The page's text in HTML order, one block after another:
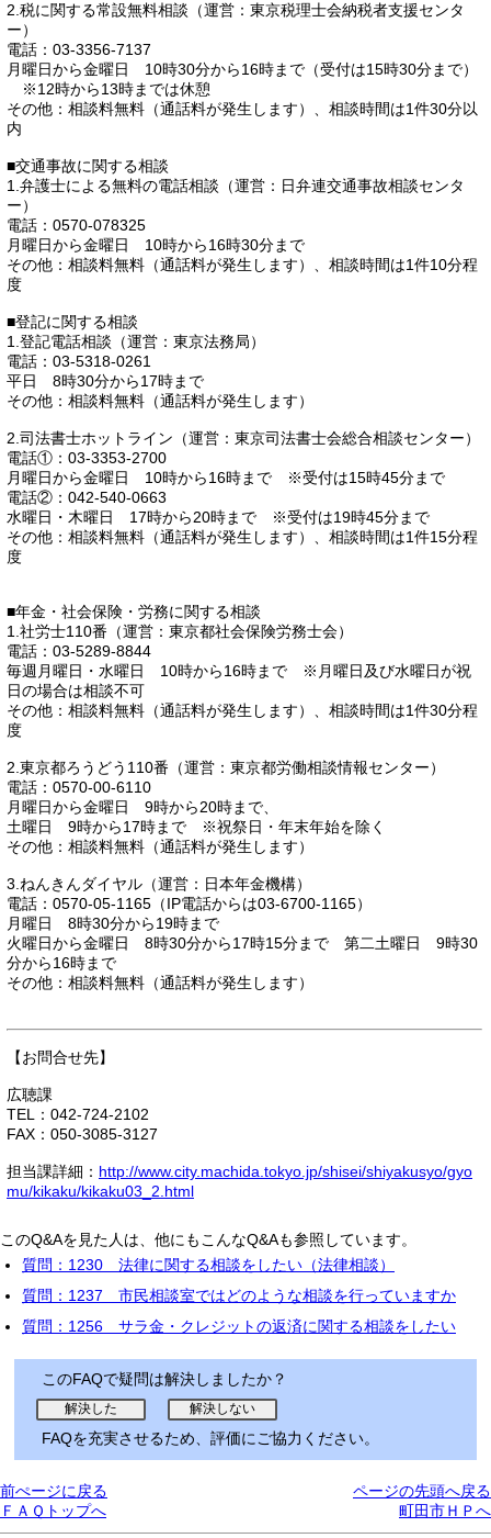
2.税に関する常設無料相談（運営：東京税理士会納税者支援センタ
ー）
電話：03-3356-7137
月曜日から金曜日 10時30分から16時まで（受付は15時30分まで）
※12時から13時までは休憩
その他：相談料無料（通話料が発生します）、相談時間は1件30分以
内
■交通事故に関する相談
1.弁護士による無料の電話相談（運営：日弁連交通事故相談センタ
ー）
電話：0570-078325
月曜日から金曜日 10時から16時30分まで
その他：相談料無料（通話料が発生します）、相談時間は1件10分程
度
■登記に関する相談
1.登記電話相談（運営：東京法務局）
電話：03-5318-0261
平日 8時30分から17時まで
その他：相談料無料（通話料が発生します）
2.司法書士ホットライン（運営：東京司法書士会総合相談センター）
電話①：03-3353-2700
月曜日から金曜日 10時から16時まで ※受付は15時45分まで
電話②：042-540-0663
水曜日・木曜日 17時から20時まで ※受付は19時45分まで
その他：相談料無料（通話料が発生します）、相談時間は1件15分程
度
■年金・社会保険・労務に関する相談
1.社労士110番（運営：東京都社会保険労務士会）
電話：03-5289-8844
毎週月曜日・水曜日 10時から16時まで ※月曜日及び水曜日が祝
日の場合は相談不可
その他：相談料無料（通話料が発生します）、相談時間は1件30分程
度
2.東京都ろうどう110番（運営：東京都労働相談情報センター）
電話：0570-00-6110
月曜日から金曜日 9時から20時まで、
土曜日 9時から17時まで ※祝祭日・年末年始を除く
その他：相談料無料（通話料が発生します）
3.ねんきんダイヤル（運営：日本年金機構）
電話：0570-05-1165（IP電話からは03-6700-1165）
月曜日 8時30分から19時まで
火曜日から金曜日 8時30分から17時15分まで 第二土曜日 9時30
分から16時まで
その他：相談料無料（通話料が発生します）
【お問合せ先】
広聴課
TEL：042-724-2102
FAX：050-3085-3127
担当課詳細： http://www.city.machida.tokyo.jp/shisei/shiyakusyo/gyo
mu/kikaku/kikaku03_2.html
このQ&Aを見た人は、他にもこんなQ&Aも参照しています。
質問：1230 法律に関する相談をしたい（法律相談）
質問：1237 市民相談室ではどのような相談を行っていますか
質問：1256 サラ金・クレジットの返済に関する相談をしたい
このFAQで疑問は解決しましたか？
FAQを充実させるため、評価にご協力ください。
前ぺージに戻る
ページの先頭へ戻る
ＦＡＱトップへ
町田市ＨＰへ